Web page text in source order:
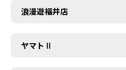
浪漫遊福井店
ヤマトⅡ